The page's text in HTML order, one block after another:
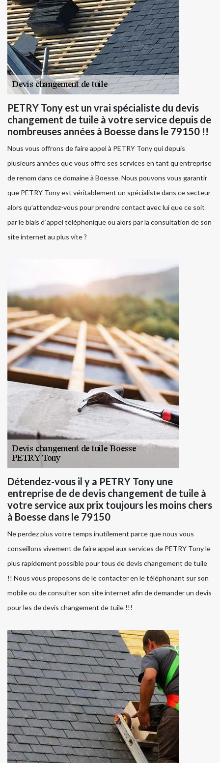
PETRY Tony est un vrai spécialiste du devis
changement de tuile à votre service depuis de
nombreuses années à Boesse dans le 79150 !!
Nous vous offrons de faire appel à PETRY Tony qui depuis
plusieurs années que vous offre ses services en tant qu’entreprise
de renom dans ce domaine à Boesse. Nous pouvons vous garantir
que PETRY Tony est véritablement un spécialiste dans ce secteur
alors qu’attendez-vous pour prendre contact avec lui que ce soit
par le biais d`appel téléphonique ou alors par la consultation de son
site internet au plus vite ?
Détendez-vous il y a PETRY Tony une
entreprise de de devis changement de tuile à
votre service aux prix toujours les moins chers
à Boesse dans le 79150
Ne perdez plus votre temps inutilement parce que nous vous
conseillons vivement de faire appel aux services de PETRY Tony le
plus rapidement possible pour tous de devis changement de tuile
!! Nous vous proposons de le contacter en le téléphonant sur son
mobile ou de consulter son site internet afin de demander un devis
pour les de devis changement de tuile !!!